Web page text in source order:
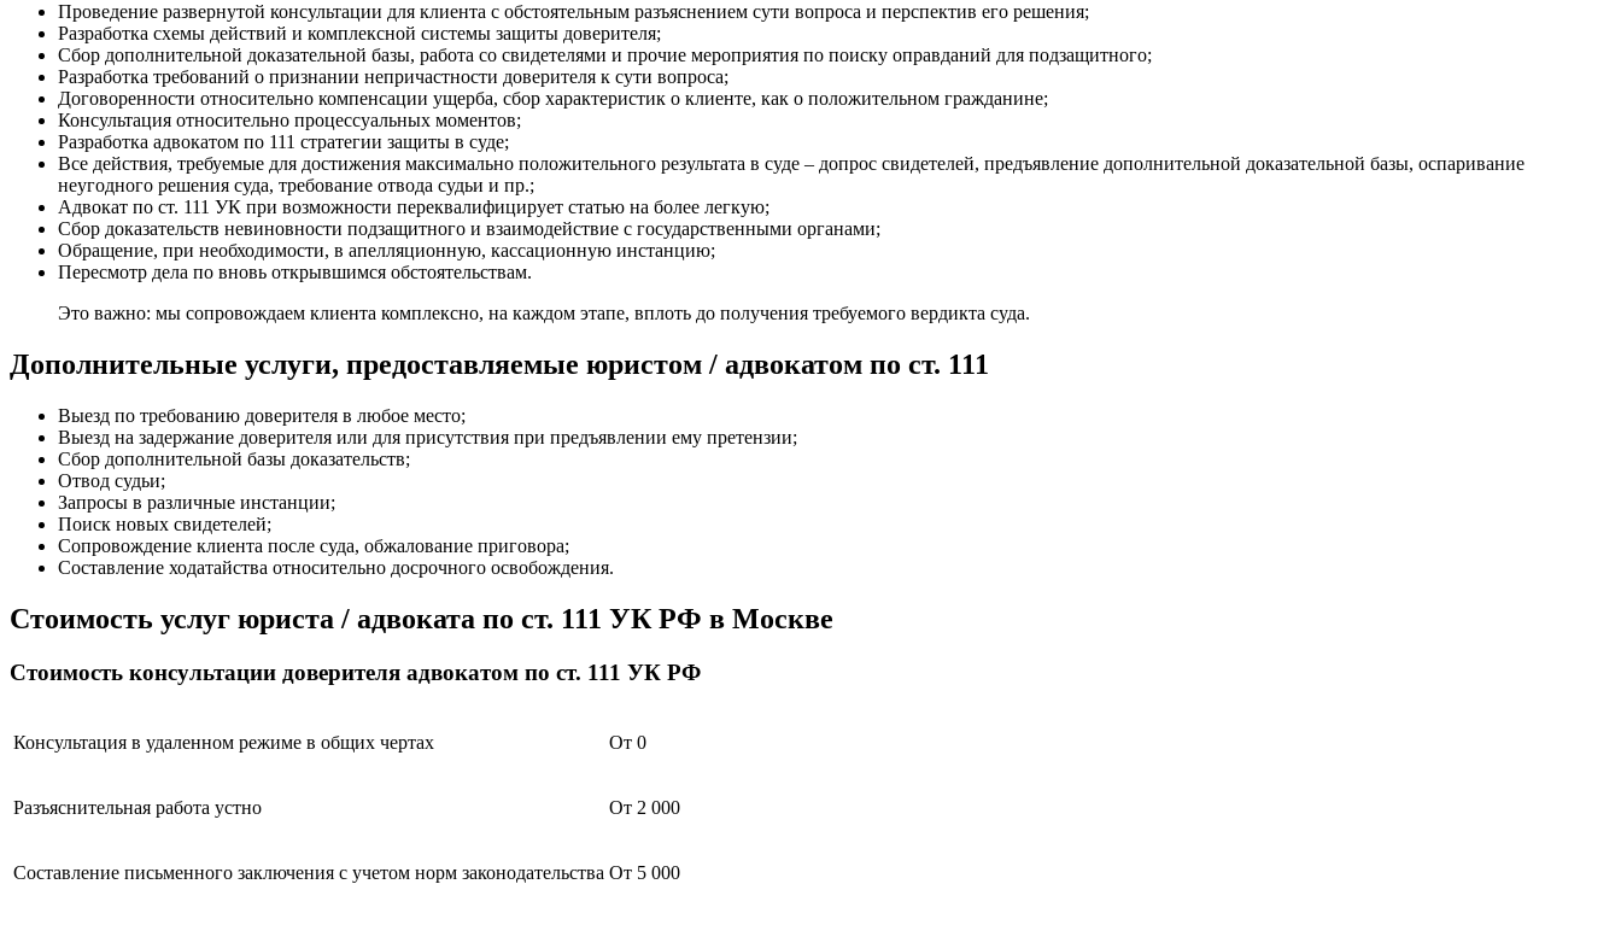
Проведение развернутой консультации для клиента с обстоятельным разъяснением сути вопроса и перспектив его решения;
Разработка схемы действий и комплексной системы защиты доверителя;
Сбор дополнительной доказательной базы, работа со свидетелями и прочие мероприятия по поиску оправданий для подзащитного;
Разработка требований о признании непричастности доверителя к сути вопроса;
Договоренности относительно компенсации ущерба, сбор характеристик о клиенте, как о положительном гражданине;
Консультация относительно процессуальных моментов;
Разработка адвокатом по 111 стратегии защиты в суде;
Все действия, требуемые для достижения максимально положительного результата в суде – допрос свидетелей, предъявление дополнительной доказательной базы, оспаривание
неугодного решения суда, требование отвода судьи и пр.;
Адвокат по ст. 111 УК при возможности переквалифицирует статью на более легкую;
Сбор доказательств невиновности подзащитного и взаимодействие с государственными органами;
Обращение, при необходимости, в апелляционную, кассационную инстанцию;
Пересмотр дела по вновь открывшимся обстоятельствам.
Это важно: мы сопровождаем клиента комплексно, на каждом этапе, вплоть до получения требуемого вердикта суда.
Дополнительные услуги, предоставляемые юристом / адвокатом по ст. 111
Выезд по требованию доверителя в любое место;
Выезд на задержание доверителя или для присутствия при предъявлении ему претензии;
Сбор дополнительной базы доказательств;
Отвод судьи;
Запросы в различные инстанции;
Поиск новых свидетелей;
Сопровождение клиента после суда, обжалование приговора;
Составление ходатайства относительно досрочного освобождения.
Стоимость услуг юриста / адвоката по ст. 111 УК РФ в Москве
Стоимость консультации доверителя адвокатом по ст. 111 УК РФ
Консультация в удаленном режиме в общих чертах От 0
Разъяснительная работа устно От 2 000
Составление письменного заключения с учетом норм законодательства От 5 000